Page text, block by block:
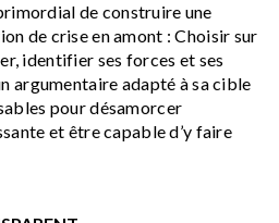
de construire une
de crise en amont : Choisir sur
identifier ses forces et ses
argumentaire adapté à sa cible
pour désamorcer
et être capable d’y faire